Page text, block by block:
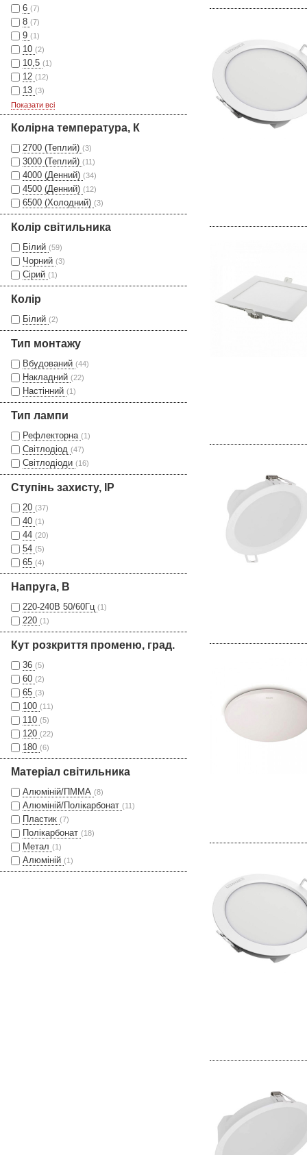
6 (7)
8 (7)
9 (1)
10 (2)
10,5 (1)
12 (12)
13 (3)
Показати всі
Колірна температура, К
2700 (Теплий) (3)
3000 (Теплий) (11)
4000 (Денний) (34)
4500 (Денний) (12)
6500 (Холодний) (3)
Колір світильника
Білий (59)
Чорний (3)
Сірий (1)
Колір
Білий (2)
Тип монтажу
Вбудований (44)
Накладний (22)
Настінний (1)
Тип лампи
Рефлекторна (1)
Світлодіод (47)
Світлодіоди (16)
Ступінь захисту, IP
20 (37)
40 (1)
44 (20)
54 (5)
65 (4)
Напруга, В
220-240В 50/60Гц (1)
220 (1)
Кут розкриття променю, град.
36 (5)
60 (2)
65 (3)
100 (11)
110 (5)
120 (22)
180 (6)
Матеріал світильника
Алюміній/ПММА (8)
Алюміній/Полікарбонат (11)
Пластик (7)
Полікарбонат (18)
Метал (1)
Алюміній (1)